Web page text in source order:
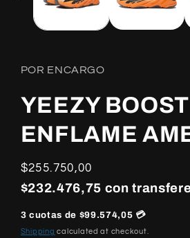
POR ENCARGO
YEEZY
ENFLAME
Regular
price
$255.750,00
$232.476,75 con
3 cuotas de $99.574,05 💳
Shipping calculated at checkout.